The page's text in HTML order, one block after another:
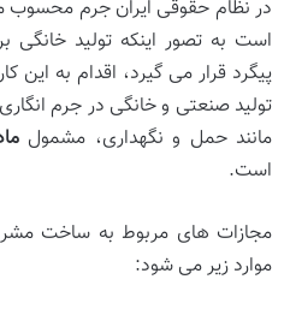
در نظام حقوقی ایران جرم محسوب
است به تصور اینکه تولید
پیگرد قرار می گیرد، اقدام به این
تولید صنعتی و خانگی در جرم
مانند حمل و نگهداری، مشمولماده ۷۰۲
است.
مجازات های مربوط به ساخت
موارد زیر می شود: